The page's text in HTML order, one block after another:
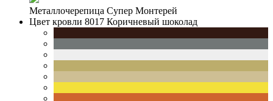
Металлочерепица Супер Монтерей
Цвет кровли 8017 Коричневый шоколад